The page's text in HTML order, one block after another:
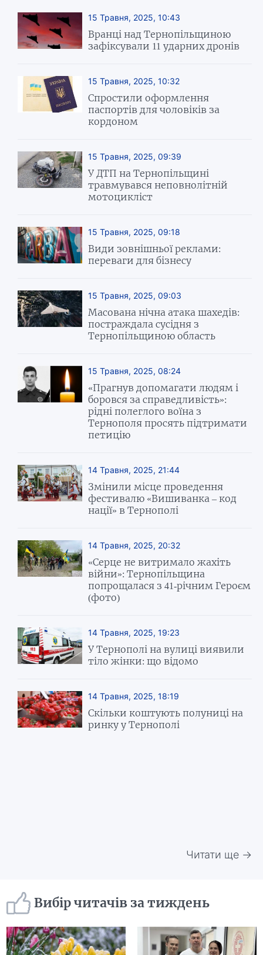
15 Травня, 2025, 10:43
Вранці над Тернопільщиною
зафіксували 11 ударних дронів
15 Травня, 2025, 10:32
Спростили оформлення
паспортів для чоловіків за
кордоном
15 Травня, 2025, 09:39
У ДТП на Тернопільщині
травмувався неповнолітній
мотоцикліст
15 Травня, 2025, 09:18
Види зовнішньої реклами:
переваги для бізнесу
15 Травня, 2025, 09:03
Масована нічна атака шахедів:
постраждала сусідня з
Тернопільщиною область
15 Травня, 2025, 08:24
«Прагнув допомагати людям і
боровся за справедливість»:
рідні полеглого воїна з
Тернополя просять підтримати
петицію
14 Травня, 2025, 21:44
Змінили місце проведення
фестивалю «Вишиванка – код
нації» в Тернополі
14 Травня, 2025, 20:32
«Серце не витримало жахіть
війни»: Тернопільщина
попрощалася з 41-річним Героєм
(фото)
14 Травня, 2025, 19:23
У Тернополі на вулиці виявили
тіло жінки: що відомо
14 Травня, 2025, 18:19
Скільки коштують полуниці на
ринку у Тернополі
Читати ще →
Вибір читачів за тиждень